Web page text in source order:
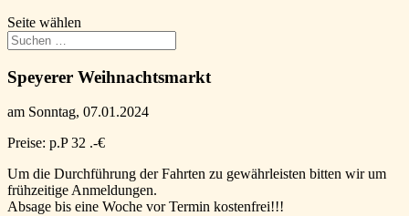
Seite wählen
Speyerer Weihnachtsmarkt
am Sonntag, 07.01.2024
Preise: p.P 32 .-€
Um die Durchführung der Fahrten zu gewährleisten bitten wir um
frühzeitige Anmeldungen.
Absage bis eine Woche vor Termin kostenfrei!!!